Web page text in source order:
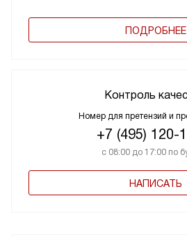
ПОДРОБНЕЕ
Контроль
Номер для претензий и
+7 (495) 120-
с 08:00 до 17:00 по
НАПИСАТЬ